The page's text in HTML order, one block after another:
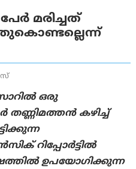
മരിച്ചത്
ഒരു
കഴിച്ച്
റിപ്പോർട്ടിൽ
ഉപയോഗിക്കുന്ന